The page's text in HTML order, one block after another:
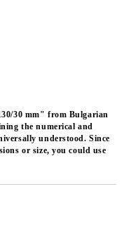
30 mm" from Bulgarian
the numerical and
understood. Since
or size, you could use